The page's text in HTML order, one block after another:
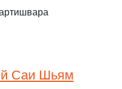
Саи Шьям